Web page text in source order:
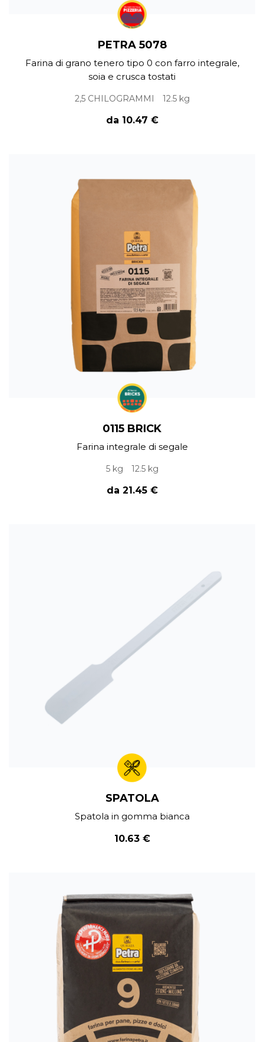
PETRA 5078
Farina di grano tenero tipo 0 con farro integrale,
soia e crusca tostati
2,5 CHILOGRAMMI 12.5 kg
da 10.47 €
0115 BRICK
Farina integrale di segale
5 kg 12.5 kg
da 21.45 €
SPATOLA
Spatola in gomma bianca
10.63 €